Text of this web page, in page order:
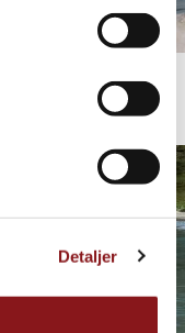
Detaljer